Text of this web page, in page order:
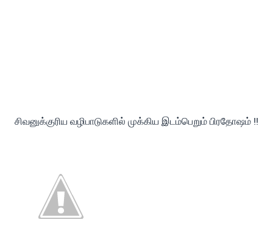
சிவனுக்குரிய வழிபாடுகளில் முக்கிய இடம்பெறும் பிரதோஷம் !!